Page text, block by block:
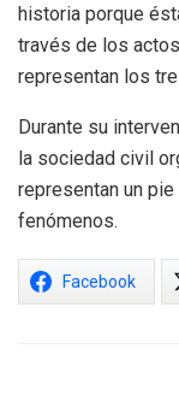
historia porque
través de los
representan los
Durante su
la sociedad civil
representan un
fenómenos.
Facebook